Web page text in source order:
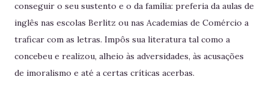
conseguir o seu sustento e o da família: preferia da aulas de
inglês nas escolas Berlitz ou nas Academias de Comércio a
traficar com as letras. Impôs sua literatura tal como a
concebeu e realizou, alheio às adversidades, às acusações
de imoralismo e até a certas críticas acerbas.